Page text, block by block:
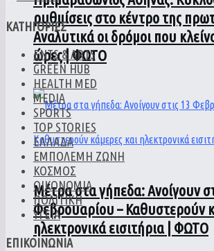
ρυθμίσεις στο κέντρο της
Αναλυτικά οι δρόμοι που
ώρες | ΦΩΤΟ
Μέτρα στα γήπεδα: Ανοίγουν
Φεβρουαρίου – Καθυστερούν
ηλεκτρονικά εισιτήρια | ΦΩΤΟ
ΚΑΤΗΓΟΡΙΕΣ
ENTS & ARTS
GREEN HUB
HEALTH MED
MEDIA
SPORTS
TOP STORIES
ΕΛΛΑΔΑ
ΕΜΠΟΛΕΜΗ ΖΩΝΗ
ΚΟΣΜΟΣ
ΟΙΚΟΝΟΜΙΑ
ΠΟΛΙΤΙΚΗ
ΥΓΕΙΑ
ΕΠΙΚΟΙΝΩΝΙΑ